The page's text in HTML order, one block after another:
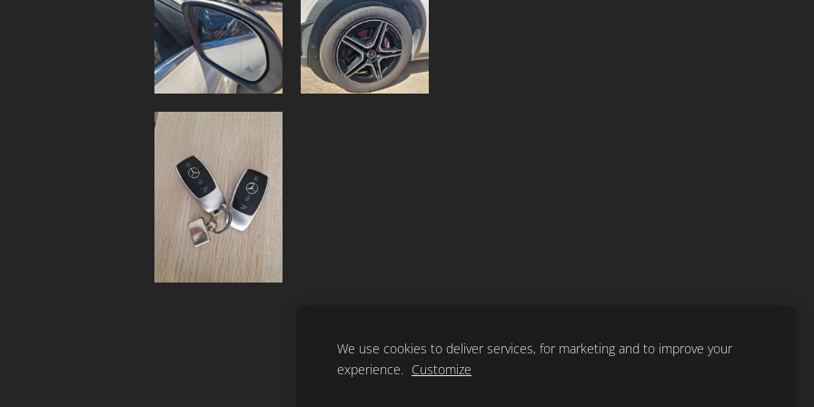
We use cookies to deliver services, for marketing and to improve your
experience. Customize